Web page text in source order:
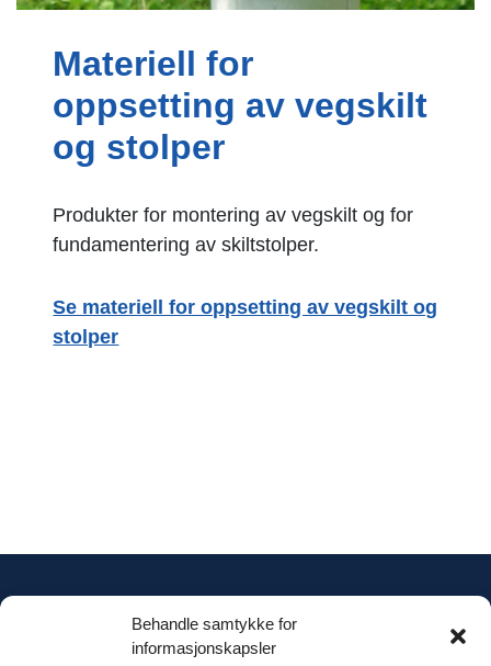
Behandle samtykke for
informasjonskapsler
Materiell for
oppsetting av vegskilt
og stolper
Produkter for montering av vegskilt og for
fundamentering av skiltstolper.
Se materiell for oppsetting av vegskilt og
stolper
Engstrøm Mekaniske